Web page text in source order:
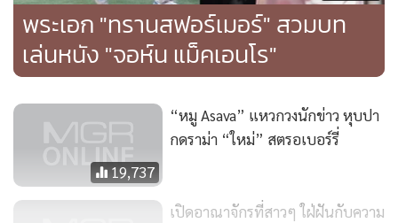
โดยหลังจากที่เกิดเหตุการณ์นี้ก็ทำให้ผู้ที่อยู่ในวงการดีไซเนอร์
ไทยพร้อมใจกันโพสต์ภาพสตรอเบอร์รีเต็มฟีด IG โดยมิได้นัด
หมาย นั่นเป็นเพราะอาจจะเคยเจอพฤติกรรมสตรอเบอร์รีอะไร
พระเอก "ทรานสฟอร์เมอร์" สวมบท
เล่นหนัง "จอห์น แม็คเอนโร"
19,737
“หมู Asava” แหวกวงนักข่าว หุบปา
กดราม่า “ใหม่” สตรอเบอร์รี่
เปิดอาณาจักรที่สาวๆ ใฝ่ฝันกับความ